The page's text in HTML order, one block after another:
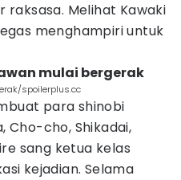
Melihat Kawaki
menghampiri untuk
mulai bergerak
spoilerplus.cc
para shinobi
Cho-cho, Shikadai,
sang ketua kelas
kejadian. Selama